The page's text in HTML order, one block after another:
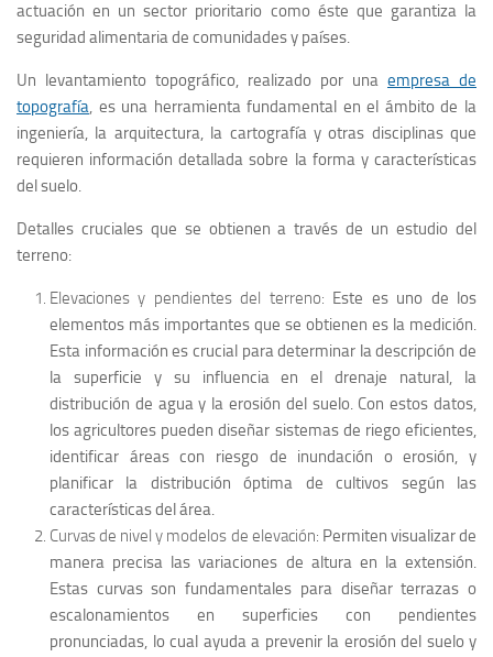
actuación en un sector prioritario como éste que garantiza la
seguridad alimentaria de comunidades y países.
Un levantamiento topográfico, realizado por una empresa de
topografía, es una herramienta fundamental en el ámbito de la
ingeniería, la arquitectura, la cartografía y otras disciplinas que
requieren información detallada sobre la forma y características
del suelo.
Detalles cruciales que se obtienen a través de un estudio del
terreno:
Elevaciones y pendientes del terreno: Este es uno de los
elementos más importantes que se obtienen es la medición.
Esta información es crucial para determinar la descripción de
la superficie y su influencia en el drenaje natural, la
distribución de agua y la erosión del suelo. Con estos datos,
los agricultores pueden diseñar sistemas de riego eficientes,
identificar áreas con riesgo de inundación o erosión, y
planificar la distribución óptima de cultivos según las
características del área.
Curvas de nivel y modelos de elevación: Permiten visualizar de
manera precisa las variaciones de altura en la extensión.
Estas curvas son fundamentales para diseñar terrazas o
escalonamientos en superficies con pendientes
pronunciadas, lo cual ayuda a prevenir la erosión del suelo y